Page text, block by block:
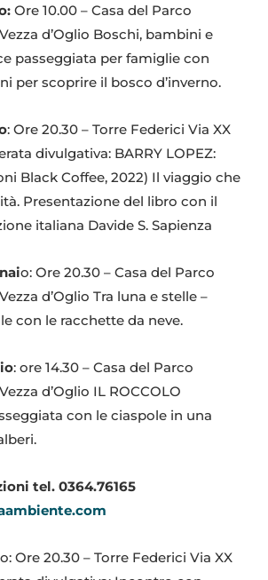
Ore 10.00 – Casa del Parco
d’Oglio Boschi, bambini e
passeggiata per famiglie con
per scoprire il bosco d’inverno.
: Ore 20.30 – Torre Federici Via XX
divulgativa: BARRY LOPEZ:
Black Coffee, 2022) Il viaggio che
Presentazione del libro con il
italiana Davide S. Sapienza
o: Ore 20.30 – Casa del Parco
d’Oglio Tra luna e stelle –
con le racchette da neve.
: ore 14.30 – Casa del Parco
d’Oglio IL ROCCOLO
con le ciaspole in una
tel. 0364.76165
Ore 20.30 – Torre Federici Via XX